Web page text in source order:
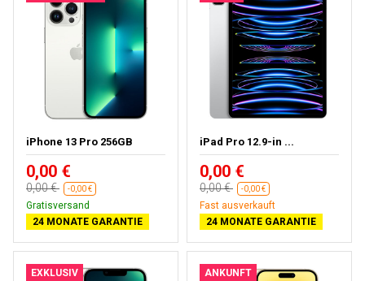
iPhone 13 Pro 256GB
0,00 €
0,00 € -0,00 €
Gratisversand
24 MONATE GARANTIE
iPad Pro 12.9-in ...
0,00 €
0,00 € -0,00 €
Fast ausverkauft
24 MONATE GARANTIE
EXKLUSIV ANKUNFT